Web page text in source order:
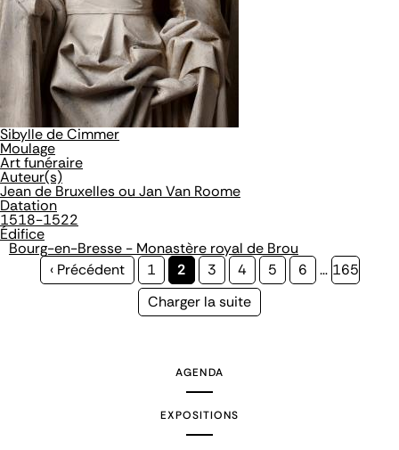
Sibylle de Cimmer
Moulage
Art funéraire
Auteur(s)
Jean de Bruxelles ou Jan Van Roome
Datation
1518-1522
Édifice
Bourg-en-Bresse - Monastère royal de Brou
Page
‹ Précédent Page
1
Page
courante
2 Page
3 Page
4 Page
5 Page
6 … Page
165
Page
Charger la suite
AGENDA
EXPOSITIONS